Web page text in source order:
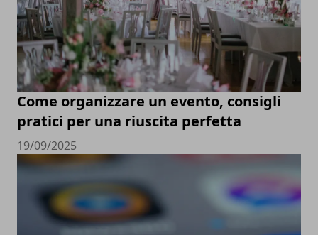
Come organizzare un evento, consigli
pratici per una riuscita perfetta
19/09/2025